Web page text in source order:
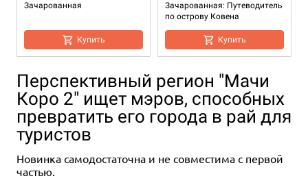
Зачарованная
Купить
Зачарованная: Путеводитель
по острову Ковена
Купить
6+
Перспективный регион "Мачи
Коро 2" ищет мэров, способных
превратить его города в рай для
туристов
Новинка самодостаточна и не совместима с первой
частью.